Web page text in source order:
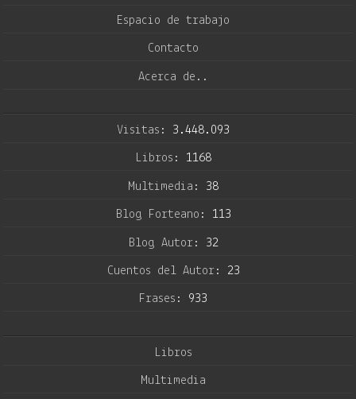
Espacio de trabajo
Contacto
Acerca de..
Visitas: 3.448.093
Libros: 1168
Multimedia: 38
Blog Forteano: 113
Blog Autor: 32
Cuentos del Autor: 23
Frases: 933
Libros
Multimedia